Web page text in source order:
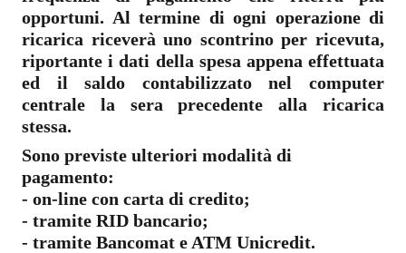
opportuni. Al termine di ogni operazione di
ricarica riceverà uno scontrino per ricevuta,
riportante i dati della spesa appena effettuata
ed il saldo contabilizzato nel computer
centrale la sera precedente alla ricarica
stessa.
Sono previste ulteriori modalità di
pagamento:
- on-line con carta di credito;
- tramite RID bancario;
- tramite Bancomat e ATM Unicredit.